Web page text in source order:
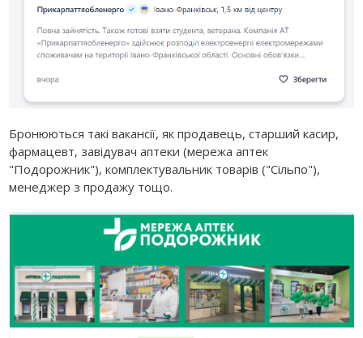
Бронюються такі вакансії, як продавець, старший касир,
фармацевт, завідувач аптеки (мережа аптек
"Подорожник"), комплектувальник товарів ("Сільпо"),
менеджер з продажу тощо.